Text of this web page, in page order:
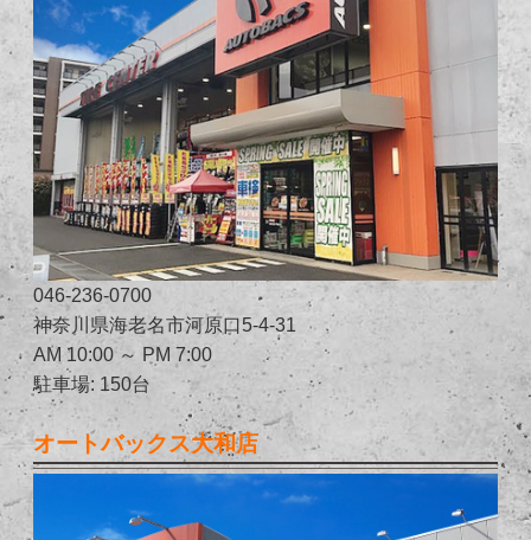
046-236-0700
神奈川県海老名市河原口5-4-31
AM 10:00 ～ PM 7:00
駐車場: 150台
オートバックス大和店